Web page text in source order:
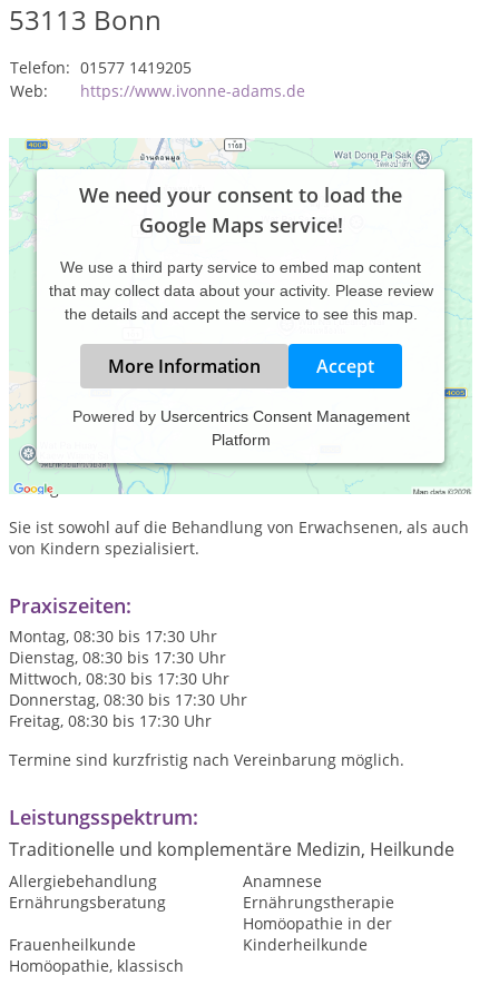
53113 Bonn
Telefon: 01577 1419205
Web:
https://www.ivonne-adams.de
We need your consent to load the
Google Maps service!
We use a third party service to embed map content
that may collect data about your activity. Please review
the details and accept the service to see this map.
More Information Accept
Powered by Usercentrics Consent Management
Platform
Die Heilpraktikerin Ivonne Adams hat in Bonn eine Praxis für
Klassische Homöopathie, Ganzheitliche Ernährungsberatung,
Darmgesundheit und Frauenheilkunde.
Sie ist sowohl auf die Behandlung von Erwachsenen, als auch
von Kindern spezialisiert.
Praxiszeiten:
Montag, 08:30 bis 17:30 Uhr
Dienstag, 08:30 bis 17:30 Uhr
Mittwoch, 08:30 bis 17:30 Uhr
Donnerstag, 08:30 bis 17:30 Uhr
Freitag, 08:30 bis 17:30 Uhr
Termine sind kurzfristig nach Vereinbarung möglich.
Leistungsspektrum:
Traditionelle und komplementäre Medizin, Heilkunde
Allergiebehandlung
Anamnese
Ernährungsberatung
Ernährungstherapie
Frauenheilkunde
Homöopathie in der
Kinderheilkunde
Homöopathie, klassisch